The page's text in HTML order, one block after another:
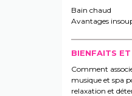
Bain chaud
Avantages
BIENFAITS
Comment
musique et spa
relaxation et